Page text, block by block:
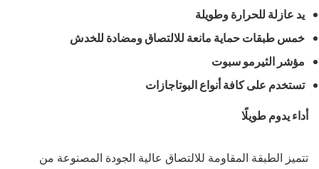
يد عازلة للحرارة وطويلة
خمس طبقات حماية مانعة للالتصاق ومضادة للخدش
مؤشر الثيرمو سبوت
تستخدم على كافة أنواع البوتاجازات
أداء يدوم طويلًا
تتميز الطبقة المقاومة للالتصاق عالية الجودة المصنوعة من